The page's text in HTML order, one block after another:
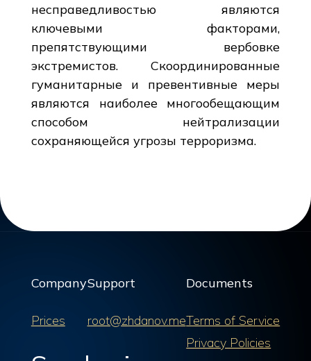
несправедливостью являются
ключевыми факторами,
препятствующими вербовке
экстремистов. Скоординированные
гуманитарные и превентивные меры
являются наиболее многообещающим
способом нейтрализации
сохраняющейся угрозы терроризма.
Company
Prices
Support
root@zhdanov.me
Documents
Terms of Service
Privacy Policies